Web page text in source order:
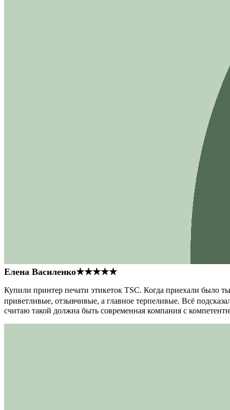
Елена Василенко★★★★★
Купили принтер печати этикеток TSC. Когда приехали было
приветливые, отзывчивые, а главное терпеливые. Всё
считаю такой должна быть современная компания с